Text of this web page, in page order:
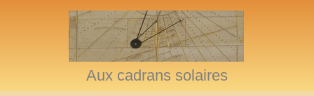
Aux cadrans solaires